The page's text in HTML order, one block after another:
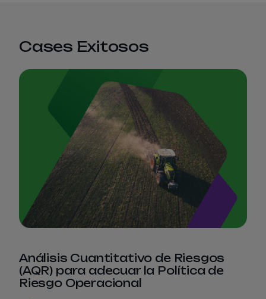
Cases Exitosos
Análisis Cuantitativo de Riesgos
(AQR) para adecuar la Política de
Riesgo Operacional